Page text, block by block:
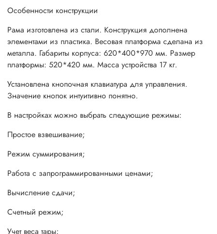
Особенности конструкции
Рама изготовлена из стали. Конструкция дополнена
элементами из пластика. Весовая платформа сделана из
металла. Габариты корпуса: 620*400*970 мм. Размер
платформы: 520*420 мм. Масса устройства 17 кг.
Установлена кнопочная клавиатура для управления.
Значение кнопок интуитивно понятно.
В настройках можно выбрать следующие режимы:
Простое взвешивание;
Режим суммирования;
Работа с запрограммированными ценами;
Вычисление сдачи;
Счетный режим;
Учет веса тары;